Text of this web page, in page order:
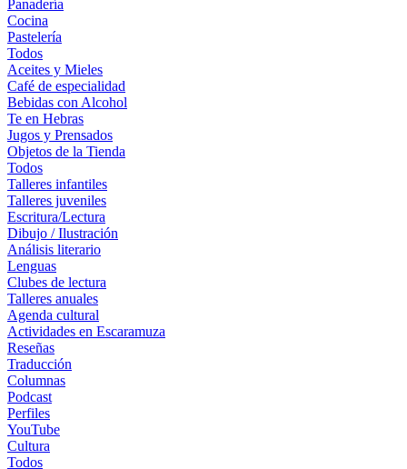
Panadería
Cocina
Pastelería
Todos
Aceites y Mieles
Café de especialidad
Bebidas con Alcohol
Te en Hebras
Jugos y Prensados
Objetos de la Tienda
Todos
Talleres infantiles
Talleres juveniles
Escritura/Lectura
Dibujo / Ilustración
Análisis literario
Lenguas
Clubes de lectura
Talleres anuales
Agenda cultural
Actividades en Escaramuza
Reseñas
Traducción
Columnas
Podcast
Perfiles
YouTube
Cultura
Todos